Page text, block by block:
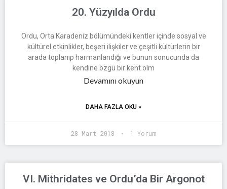
20. Yüzyılda Ordu
Ordu, Orta Karadeniz bölümündeki kentler içinde sosyal ve
kültürel etkinlikler, beşeri ilişkiler ve çeşitli kültürlerin bir
arada toplanıp harmanlandığı ve bunun sonucunda da
kendine özgü bir kent olm
Devamını okuyun
DAHA FAZLA OKU »
28 Mart 2018 1 Yorum
VI. Mithridates ve Ordu’da Bir Argonot